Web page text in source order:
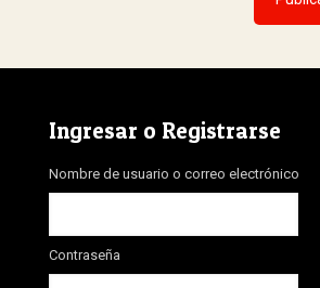
Ingresar o Registrarse
Nombre de usuario o correo electrónico
Contraseña